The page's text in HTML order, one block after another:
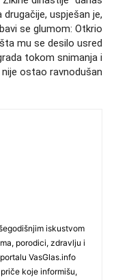
drugačije, uspješan je,
se glumom: Otkrio
šta mu se desilo usred
tokom snimanja i
nije ostao ravnodušan
iskustvom
porodici, zdravlju i
VasGlas.info
koje informišu,